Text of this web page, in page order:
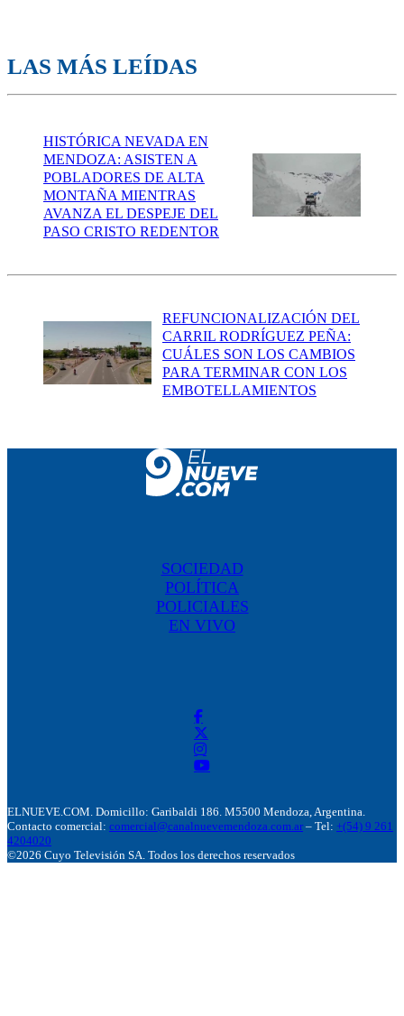
LAS MÁS LEÍDAS
HISTÓRICA NEVADA EN
MENDOZA: ASISTEN A
POBLADORES DE ALTA
MONTAÑA MIENTRAS
AVANZA EL DESPEJE DEL
PASO CRISTO REDENTOR
REFUNCIONALIZACIÓN DEL
CARRIL RODRÍGUEZ PEÑA:
CUÁLES SON LOS CAMBIOS
PARA TERMINAR CON LOS
EMBOTELLAMIENTOS
SOCIEDAD
POLÍTICA
POLICIALES
EN VIVO
ELNUEVE.COM. Domicillo: Garibaldi 186. M5500 Mendoza, Argentina.
Contacto comercial: comercial@canalnuevemendoza.com.ar – Tel: +(54) 9 261
4204020
©2026 Cuyo Televisión SA. Todos los derechos reservados